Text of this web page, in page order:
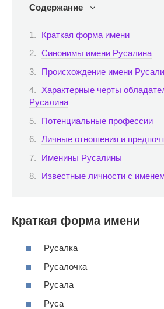
Содержание
Краткая форма имени
Синонимы имени Русалина
Происхождение имени
Характерные черты
Русалина
Потенциальные профессии
Личные отношения и
Именины Русалины
Известные личности с
Краткая форма имени
Русалка
Русалочка
Русала
Русa